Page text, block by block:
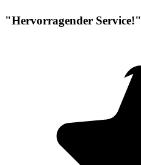
"Hervorragender Service!"